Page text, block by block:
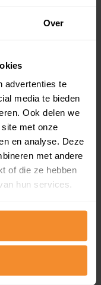
Over
advertenties te
media te bieden
Ook delen we
met onze
en analyse. Deze
met andere
of die ze hebben
hun services.
Dit
erfgrenzen,